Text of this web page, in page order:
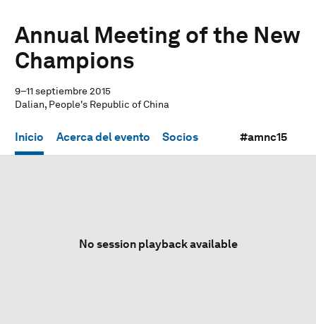
Annual Meeting of the New
Champions
9–11 septiembre 2015
Dalian, People's Republic of China
Inicio Acerca del evento Socios #amnc15
No session playback available